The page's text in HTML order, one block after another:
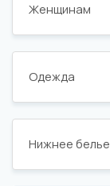
Женщинам
Одежда
Нижнее белье